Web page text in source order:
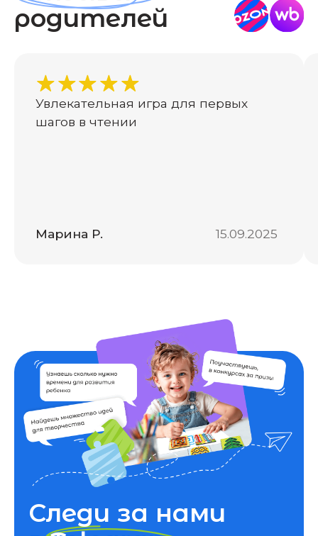
Как играть?
info@woodlandtoys.ru
8 (800) 550-11-93
WoodlandToys — игрушки, которые
заменяют гаджеты!
Политика конфиденциальности
@ Все права защищены WoodlandToys, 2025